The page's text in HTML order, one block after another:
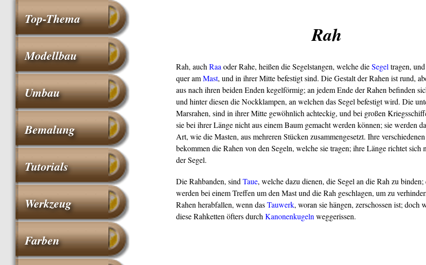
Rah
Rah, auch Raa oder Rahe, heißen die Segelstangen, welche dieSegel tragen,
quer amMast, und in ihrer Mitte befestigt sind. Die Gestalt der Rahen ist rund,
aus nach ihren beiden Enden kegelförmig; an jedem Ende der Rahen befinden
und hinter diesen die Nockklampen, an welchen das Segel befestigt wird. Die
Marsrahen, sind in ihrer Mitte gewöhnlich achteckig, und bei großen
sie bei ihrer Länge nicht aus einem Baum gemacht werden können; sie werden
Art, wie die Masten, aus mehreren Stücken zusammengesetzt. Ihre
bekommen die Rahen von den Segeln, welche sie tragen; ihre Länge richtet sich
der Segel.
Die Rahbanden, sind Taue, welche dazu dienen, die Segel an die Rah zu binden;
werden bei einem Treffen um den Mast und die Rah geschlagen, um zu
Rahen herabfallen, wenn dasTauwerk, woran sie hängen, zerschossen ist; doch
diese Rahketten öfters durch Kanonenkugeln weggerissen.
Top-Thema
Modellbau
Umbau
Bemalung
Tutorials
Werkzeug
Farben